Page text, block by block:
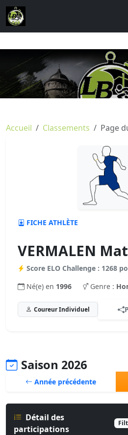
Accueil Classements Page
FICHE ATHLÈTE
VERMALEN
Score ELO Challenge : 1268
Né(e) en 1996 Genre :
Coureur Individuel
Saison 2026
Année précédente
Détail des
participations